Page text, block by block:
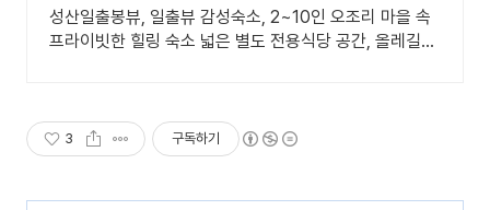
객실 구성
성산일출봉뷰, 일출뷰 감성숙소, 2~10인 오조리 마을 속
프라이빗한 힐링 숙소 넓은 별도 전용식당 공간, 올레길2
3 구독하기